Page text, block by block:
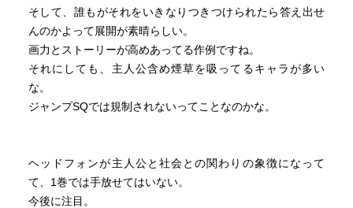
そして、誰もがそれをいきなりつきつけられたら答え出せ
んのかよって展開が素晴らしい。
画力とストーリーが高めあってる作例ですね。
それにしても、主人公含め煙草を吸ってるキャラが多い
な。
ジャンプSQでは規制されないってことなのかな。
ヘッドフォンが主人公と社会との関わりの象徴になって
て、1巻では手放せてはいない。
今後に注目。